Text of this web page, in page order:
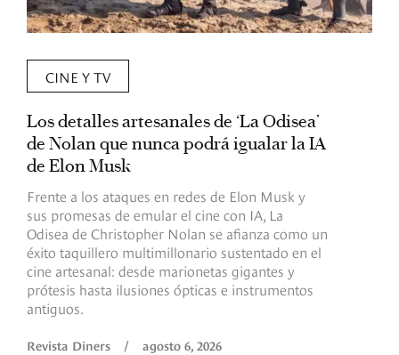
CINE Y TV
Los detalles artesanales de ‘La Odisea’
de Nolan que nunca podrá igualar la IA
de Elon Musk
Frente a los ataques en redes de Elon Musk y
sus promesas de emular el cine con IA, La
Odisea de Christopher Nolan se afianza como un
éxito taquillero multimillonario sustentado en el
cine artesanal: desde marionetas gigantes y
prótesis hasta ilusiones ópticas e instrumentos
antiguos.
Revista Diners / agosto 6, 2026